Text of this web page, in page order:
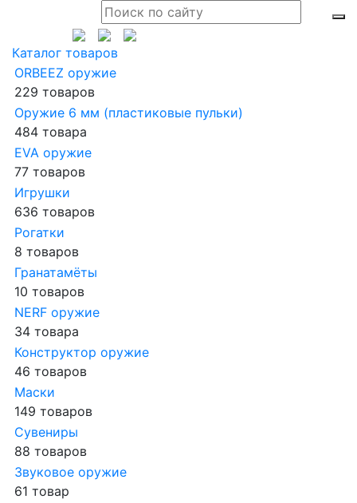
Каталог товаров
ORBEEZ оружие
229 товаров
Оружие 6 мм (пластиковые пульки)
484 товара
EVA оружие
77 товаров
Игрушки
636 товаров
Рогатки
8 товаров
Гранатамёты
10 товаров
NERF оружие
34 товара
Конструктор оружие
46 товаров
Маски
149 товаров
Сувениры
88 товаров
Звуковое оружие
61 товар